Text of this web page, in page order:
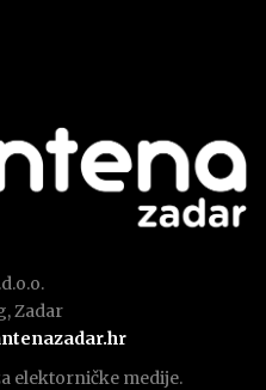
Zadar
elektorničke medije.